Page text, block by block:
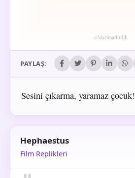
PAYLAŞ:
Sesini çıkarma, yaramaz çocuk!
Hephaestus
Film Replikleri